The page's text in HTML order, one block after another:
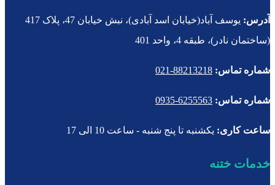
آدرس:
یوسف آباد(خیابان اسد آبادی)، نبش خیابان 47، پلاک 417
(ساختمان نادر)، طبقه 4، واحد 401
شماره تماس: 88213218-021
شماره تماس: 6255563-0935
ساعت کاری: یکشنبه تا پنج شنبه - ساعت 10 الی 17
خدمات ختنه